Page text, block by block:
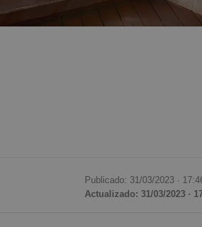
Publicado: 31/03/2023 ·
Actualizado: 31/03/2023 ·